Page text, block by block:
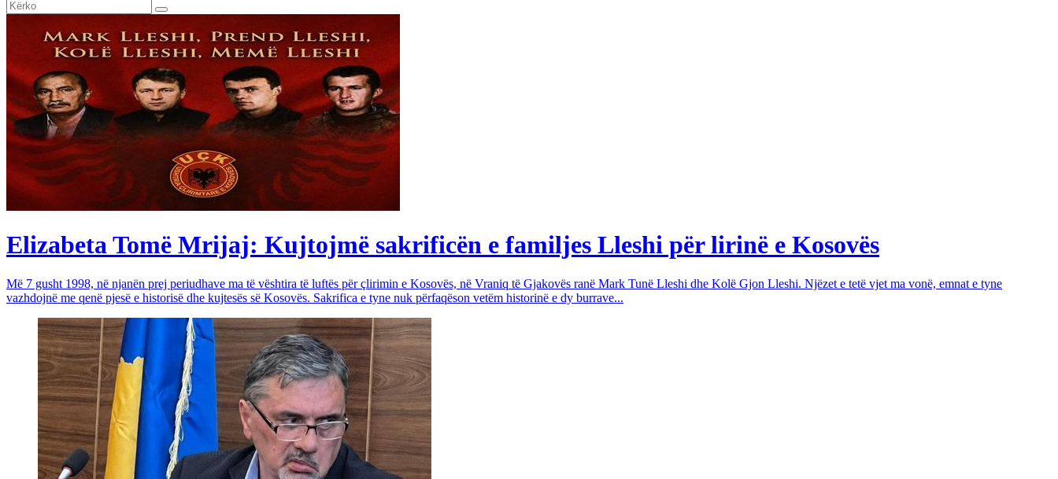
Elizabeta Tomë Mrijaj: Kujtojmë sakrificën e familjes Lleshi për lirinë e Kosovës
Më 7 gusht 1998, në njanën prej periudhave ma të vështira të luftës për çlirimin e Kosovës, në Vraniq të Gjakovës ranë Mark Tunë Lleshi dhe Kolë Gjon Lleshi. Njëzet e tetë vjet ma vonë, emnat e tyne
vazhdojnë me qenë pjesë e historisë dhe kujtesës së Kosovës. Sakrifica e tyne nuk përfaqëson vetëm historinë e dy burrave...